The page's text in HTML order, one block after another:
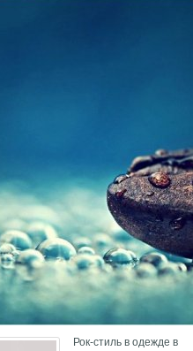
Рок-стиль в одежде в